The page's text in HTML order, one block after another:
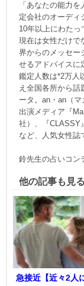
「あなたの能力
定会社のオーディ
10年以上にわたっ
現在は女性だけで
界からのメッセー
せるアドバイスに
鑑定人数は*2万人
え全国各所から話
ータ。an・an（
出演メディア『
社）、『CLASSY
など、人気女性誌
鈴先生の占いコン
他の記事も見る
急接近【近々2人